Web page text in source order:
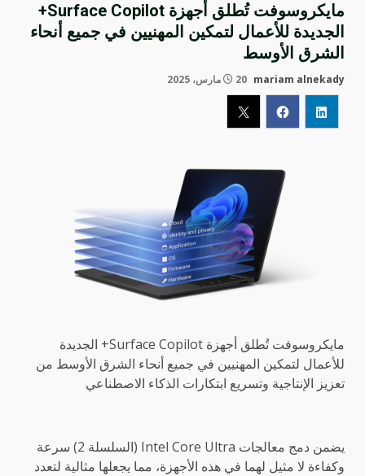
مايكروسوفت تُطلق أجهزة Surface Copilot+
الجديدة للأعمال لتمكين المهنيين في جميع أنحاء
الشرق الأوسط
mariam alnekady 20 مارس، 2025
مايكروسوفت تُطلق أجهزة Surface Copilot+ الجديدة
للأعمال لتمكين المهنيين في جميع أنحاء الشرق الأوسط من
تعزيز الإنتاجية وتسريع ابتكارات الذكاء الاصطناعي
يضمن دمج معالجات Intel Core Ultra (السلسلة 2) سرعة
وكفاءة لا مثيل لهما في هذه الأجهزة، مما يجعلها مثالية لتعدد